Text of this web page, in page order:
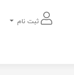
ثبت نام